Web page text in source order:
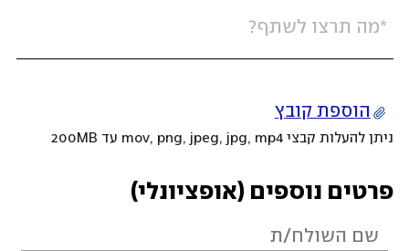
הוספת קובץ
ניתן להעלות קבצי mov, png, jpeg, jpg, mp4 עד 200MB
פרטים נוספים (אופציונלי)